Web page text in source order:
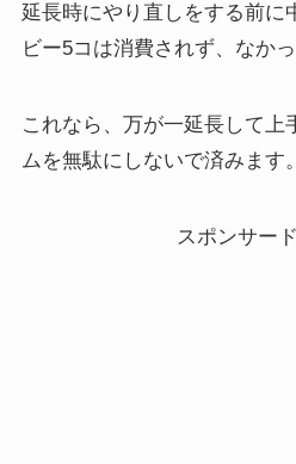
延長時にやり直しをする前に
ビー5コは消費されず、なか
これなら、万が一延長して上
ムを無駄にしないで済みます。
スポンサー